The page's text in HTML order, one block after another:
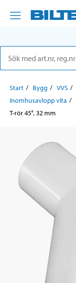
Start Bygg VVS
Inomhusavlopp vita
T-rör 45°, 32 mm